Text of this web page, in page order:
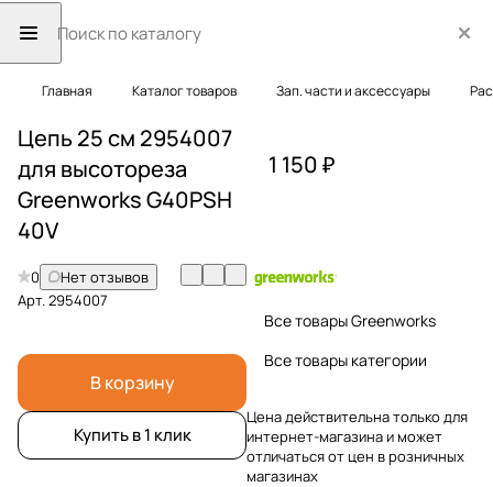
Главная Каталог товаров Зап. части и аксессуары
Цепь 25 см 2954007
для высотореза
Greenworks G40PSH
40V
0
Нет отзывов
Арт.2954007
В корзину
Купить в 1 клик
1 150 ₽
Все товары Greenworks
Все товары категории
Цена действительна только для
интернет-магазина и может
отличаться от цен в розничных
магазинах